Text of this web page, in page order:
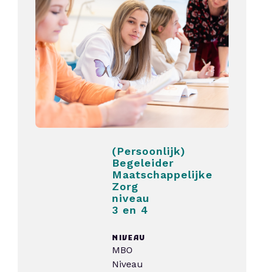
(Persoonlijk)
Begeleider
Maatschappelijke
Zorg
niveau
3 en 4
NIVEAU
MBO
Niveau